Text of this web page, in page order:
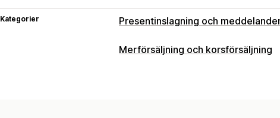
Kategorier Presentinslagning och
Gåvoalternativ
Merförsäljning och korsförsäljning